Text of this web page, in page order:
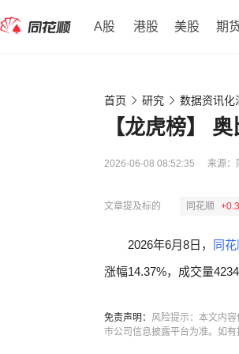
A股 港股 美股 期
首页 研究 数据资讯化
【龙虎榜】
2026-06-08 08:52:35 来源：
文章提及标的 同花顺
2026年6月8日， 同花
涨幅14.37%，成交量
免责声明： 风险提示：本文内
市公司信息披露平台为准。如